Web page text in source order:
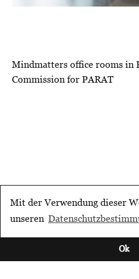
Mit der Verwendung dieser
unseren
Ok
Mindmatters office rooms in
Commission for PARAT